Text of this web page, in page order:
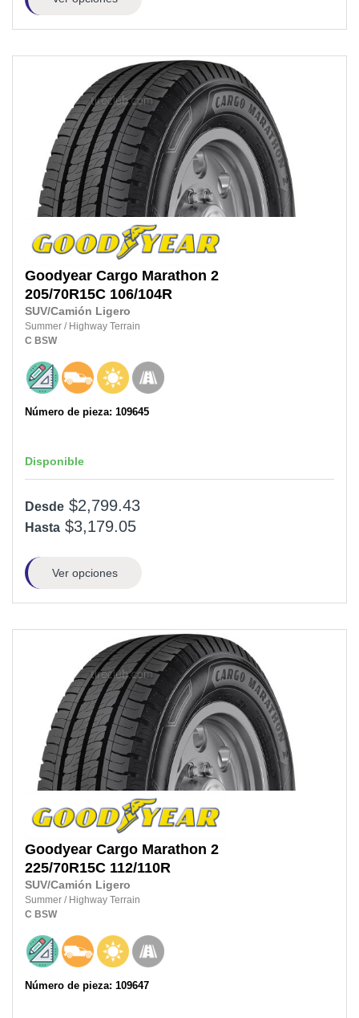
Goodyear Cargo Marathon 2
205/70R15C 106/104R
SUV/Camión Ligero
Summer / Highway Terrain
C BSW
Número de pieza: 109645
Disponible
Desde $2,799.43
Hasta $3,179.05
Ver opciones
Goodyear Cargo Marathon 2
225/70R15C 112/110R
SUV/Camión Ligero
Summer / Highway Terrain
C BSW
Número de pieza: 109647